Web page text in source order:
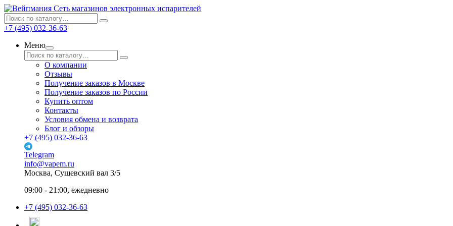
Сеть магазинов электронных испарителей
+7 (495) 032-36-63
Меню
О компании
Отзывы
Получение заказов в Москве
Получение заказов по России
Купить оптом
Контакты
Условия обмена и возврата
Блог и обзоры
+7 (495) 032-36-63
Telegram
info@vapem.ru
Москва, Сущевский вал 3/5
09:00 - 21:00, ежедневно
+7 (495) 032-36-63